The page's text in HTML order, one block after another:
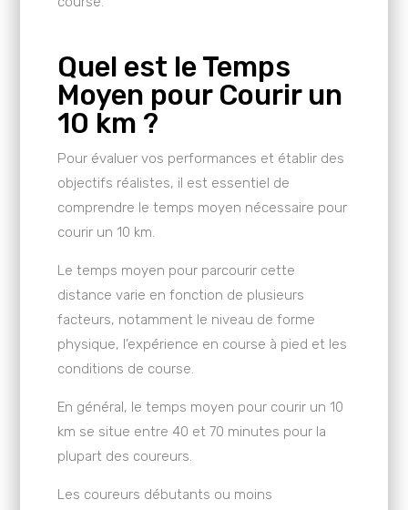
Quel est le Temps
Moyen pour Courir un
10 km ?
Pour évaluer vos performances et établir des
objectifs réalistes, il est essentiel de
comprendre le temps moyen nécessaire pour
courir un 10 km.
Le temps moyen pour parcourir cette
distance varie en fonction de plusieurs
facteurs, notamment le niveau de forme
physique, l’expérience en course à pied et les
conditions de course.
En général, le temps moyen pour courir un 10
km se situe entre 40 et 70 minutes pour la
plupart des coureurs.
Les coureurs débutants ou moins